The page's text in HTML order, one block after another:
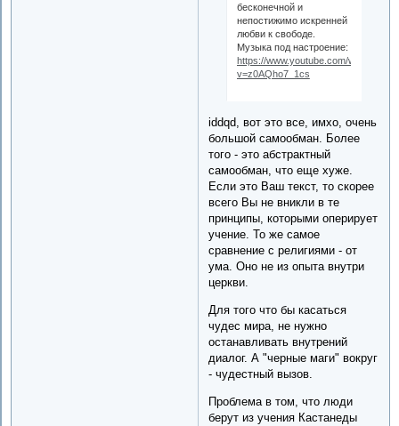
бесконечной и
непостижимо искренней
любви к свободе.
Музыка под настроение:
https://www.youtube.com/watch?
v=z0AQho7_1cs
iddqd, вот это все, имхо, очень
большой самообман. Более
того - это абстрактный
самообман, что еще хуже.
Если это Ваш текст, то скорее
всего Вы не вникли в те
принципы, которыми оперирует
учение. То же самое
сравнение с религиями - от
ума. Оно не из опыта внутри
церкви.
Для того что бы касаться
чудес мира, не нужно
останавливать внутрений
диалог. А "черные маги" вокруг
- чудестный вызов.
Проблема в том, что люди
берут из учения Кастанеды